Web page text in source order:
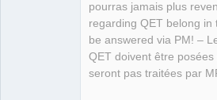
pourras jamais plus
regarding QET belong in
be answered via PM! –
QET doivent être
seront pas traitées par